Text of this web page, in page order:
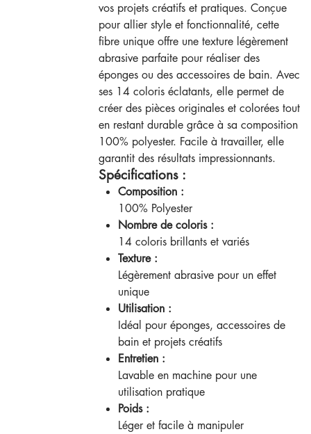
vos projets créatifs et pratiques. Conçue
pour allier style et fonctionnalité, cette
fibre unique offre une texture légèrement
abrasive parfaite pour réaliser des
éponges ou des accessoires de bain. Avec
ses 14 coloris éclatants, elle permet de
créer des pièces originales et colorées tout
en restant durable grâce à sa composition
100% polyester. Facile à travailler, elle
garantit des résultats impressionnants.
Spécifications :
Composition :
100% Polyester
Nombre de coloris :
14 coloris brillants et variés
Texture :
Légèrement abrasive pour un effet
unique
Utilisation :
Idéal pour éponges, accessoires de
bain et projets créatifs
Entretien :
Lavable en machine pour une
utilisation pratique
Poids :
Léger et facile à manipuler